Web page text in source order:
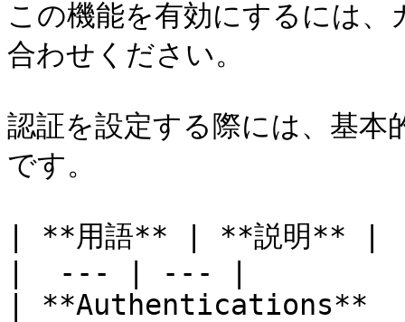
この機能を有効にするには
合わせください。
認証を設定する際には、基本
です。
| **用語** | **説明** |
|  --- | --- |
| **Authentications**